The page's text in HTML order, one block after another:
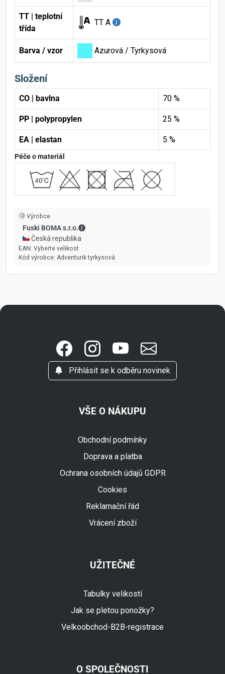
TT | teplotní
třída
TT A
Barva / vzor Azurová / Tyrkysová
Složení
CO | bavlna 70 %
PP | polypropylen 25 %
EA | elastan 5 %
Péče o materiál
Výrobce
Fuski BOMA s.r.o.
Fuski BOMA s.r.o. - Kontaktní údaje
🇨🇿 Česká republika
EAN: Vyberte velikost
Kód výrobce: Adventurik tyrkysová
Přihlásit se k odběru novinek
VŠE O NÁKUPU
Obchodní podmínky
Doprava a platba
Ochrana osobních údajů GDPR
Cookies
Reklamační řád
Vrácení zboží
UŽITEČNÉ
Tabulky velikostí
Jak se pletou ponožky?
Velkoobchod-B2B-registrace
O SPOLEČNOSTI